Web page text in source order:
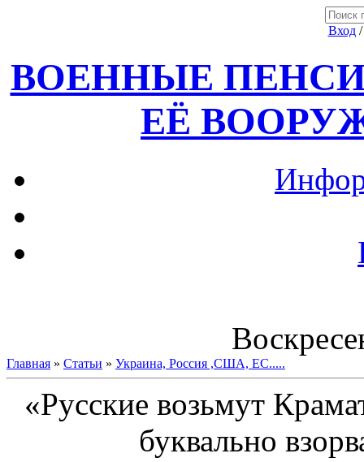
Вход
ВОЕННЫЕ
ЕЁ
Главная » Статьи » Украина, Россия ,США, ЕС.....
«Русские возьмут
буквально